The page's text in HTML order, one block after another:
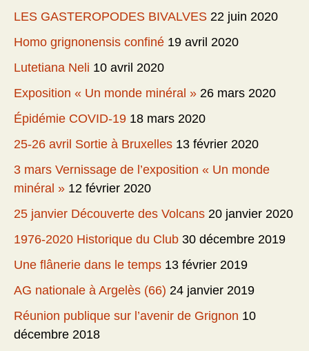
LES GASTEROPODES BIVALVES 22 juin 2020
Homo grignonensis confiné 19 avril 2020
Lutetiana Neli 10 avril 2020
Exposition « Un monde minéral » 26 mars 2020
Épidémie COVID-19 18 mars 2020
25-26 avril Sortie à Bruxelles 13 février 2020
3 mars Vernissage de l’exposition « Un monde
minéral » 12 février 2020
25 janvier Découverte des Volcans 20 janvier 2020
1976-2020 Historique du Club 30 décembre 2019
Une flânerie dans le temps 13 février 2019
AG nationale à Argelès (66) 24 janvier 2019
Réunion publique sur l’avenir de Grignon 10
décembre 2018